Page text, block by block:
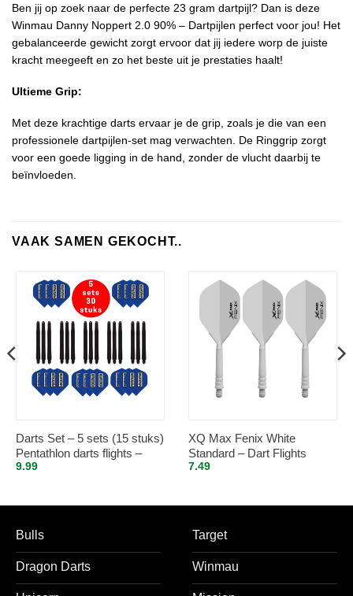
Ben jij op zoek naar de perfecte 23 gram dartpijl? Dan is deze
Winmau Danny Noppert 2.0 90% – Dartpijlen perfect voor jou! Het
gebalanceerde gewicht zorgt ervoor dat jij iedere worp de juiste
kracht meegeeft en zo het beste uit je prestaties haalt!
Ultieme Grip:
Met deze krachtige darts ervaar je de grip, zoals je die van een
professionele dartpijlen-set mag verwachten. De Ringgrip zorgt
voor een goede ligging in de hand, zonder de vlucht daarbij te
beïnvloeden.
VAAK SAMEN GEKOCHT..
Darts Set – 5 sets (15 stuks)
Pentathlon darts flights –
super stevig – blauw – incl. 5
9.99
XQ Max Fenix White
Standard – Dart Flights
Inbetween
7.49
Bulls
Dragon Darts
Target
Winmau